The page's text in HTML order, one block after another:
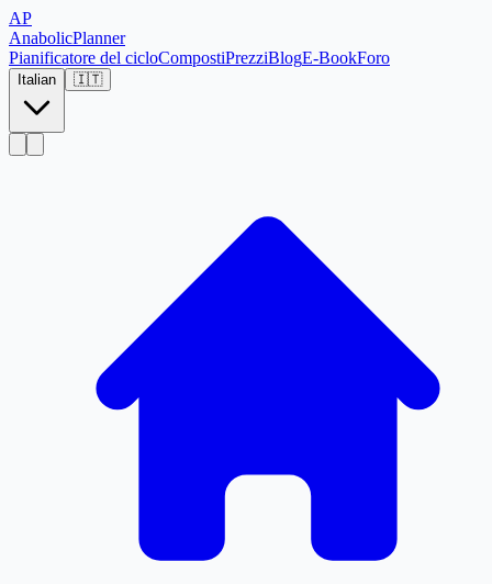
AP
AnabolicPlanner
Pianificatore del cicloCompostiPrezziBlogE-BookForo
Italian 🇮🇹